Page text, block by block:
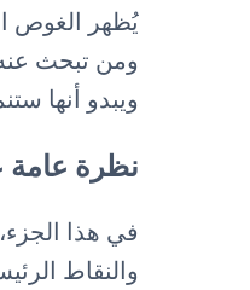
يُظهر الغوص
ومن تبحث
ويبدو أنها ستنمو بنسبة 4.7%. تساعد هذه المعلومات المستثمرين على
نظرة عامة
في هذا